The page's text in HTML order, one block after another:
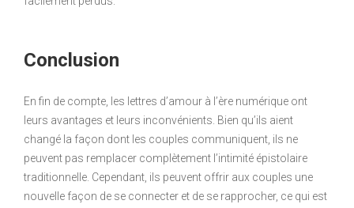
Conclusion
En fin de compte, les lettres d’amour à l’ère numérique ont
leurs avantages et leurs inconvénients. Bien qu’ils aient
changé la façon dont les couples communiquent, ils ne
peuvent pas remplacer complètement l’intimité épistolaire
traditionnelle. Cependant, ils peuvent offrir aux couples une
nouvelle façon de se connecter et de se rapprocher, ce qui est